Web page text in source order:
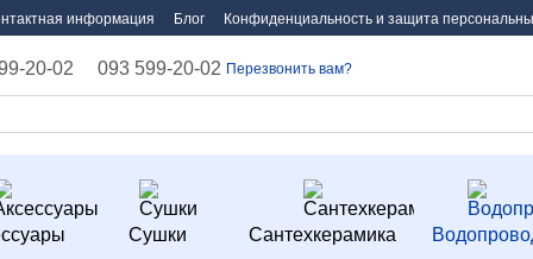
информация Блог Конфиденциальность и защита
20-02 093 599-20-02 Перезвонить вам?
Сушки Сантехкерамика